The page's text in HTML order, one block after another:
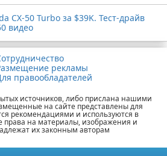
CX-50 Turbo за $39K. Тест-драйв
видео
рекламы
правообладателей
источников, либо прислана нашими
на сайте представлены для
рекомендациями и используются в
права на материалы, изображения и
их законным авторам